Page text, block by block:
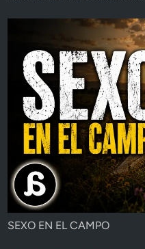
SEXO EN EL CAMPO